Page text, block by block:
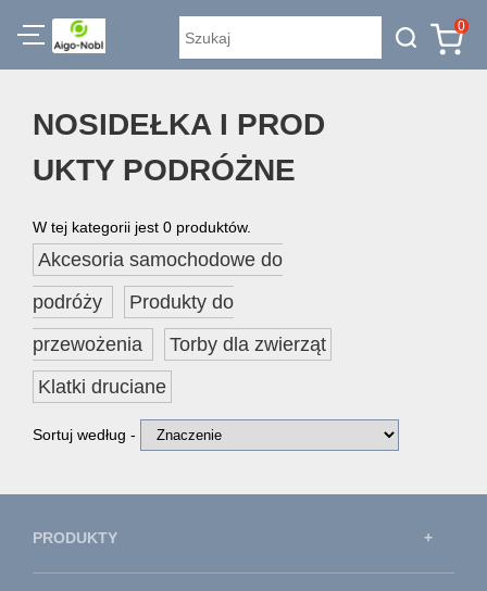
0
NOSIDEŁKA I PROD
UKTY PODRÓŻNE
W tej kategorii jest 0 produktów.
Akcesoria samochodowe do
podróży
Produkty do
przewożenia
Torby dla zwierząt
Klatki druciane
Sortuj według -
PRODUKTY